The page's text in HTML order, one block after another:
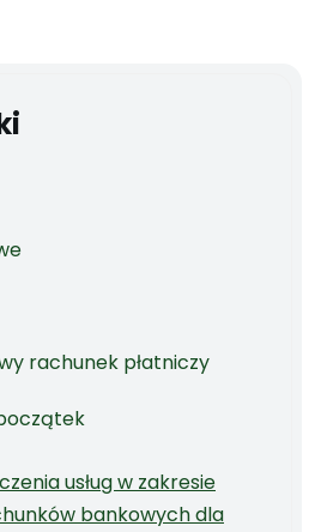
rachunek płatniczy
usług w zakresie
bankowych dla